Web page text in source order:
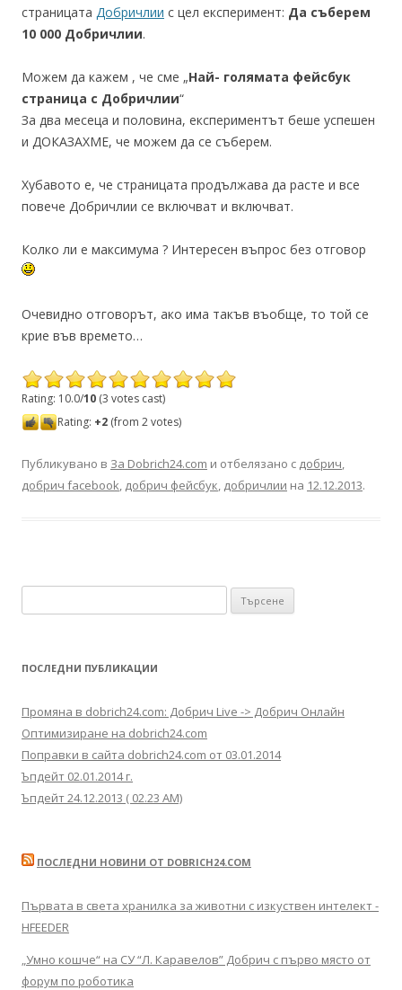
страницата Добричлии с цел експеримент: Да съберем
10 000 Добричлии.
Можем да кажем , че сме „Най- голямата фейсбук
страница с Добричлии“
За два месеца и половина, експериментът беше успешен
и ДОКАЗАХМЕ, че можем да се съберем.
Хубавото е, че страницата продължава да расте и все
повече Добричлии се включват и включват.
Колко ли е максимума ? Интересен въпрос без отговор
Очевидно отговорът, ако има такъв въобще, то той се
крие във времето…
Rating: 10.0/10 (3 votes cast)
Rating: +2 (from 2 votes)
Публикувано в За Dobrich24.com и отбелязано с добрич,
добрич facebook, добрич фейсбук, добричлии на 12.12.2013.
ПОСЛЕДНИ ПУБЛИКАЦИИ
Промяна в dobrich24.com: Добрич Live -> Добрич Онлайн
Оптимизиране на dobrich24.com
Поправки в сайта dobrich24.com от 03.01.2014
Ъпдейт 02.01.2014 г.
Ъпдейт 24.12.2013 ( 02.23 AM)
ПОСЛЕДНИ НОВИНИ ОТ DOBRICH24.COM
Първата в света хранилка за животни с изкуствен интелект -
HFEEDER
„Умно кошче“ на СУ “Л. Каравелов” Добрич с първо място от
форум по роботика